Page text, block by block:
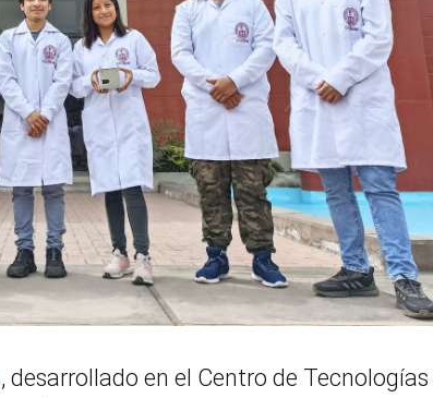
, desarrollado en el Centro de Tecnologías